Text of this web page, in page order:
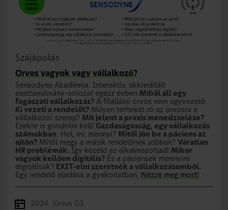
Szájápolás
Orvos vagyok vagy vállalkozó?
Sensodyne Akadémia. Interaktív, akkreditált
esettanulmány-sorozat egész évben Miből áll egy
fogászati vállalkozás? A főállású orvos nem ügyvezető.
Ki vezeti a rendelőt? Milyen terheket ró az orvosra a
vállalkozói szerep? Mit jelent a praxis menedzselése?
Ezekre is gondolni kell! Gazdaságosság, egy vállalkozás
számokban. Hol, mi, mennyi? Mitől jön be a páciens az
ajtón? Mitől megy a másik rendelőnek jobban? Váratlan
HR problémák. Így kezeld az alkalmazottad! Mikor
vagyok kellően digitális? És a páciensek mennyire
digitálisak? EXIT-elni szeretnék a vállalkozásomból.
Egy rendelő eladása a gyakorlatban.
Nézze meg most!
2024. június 03.